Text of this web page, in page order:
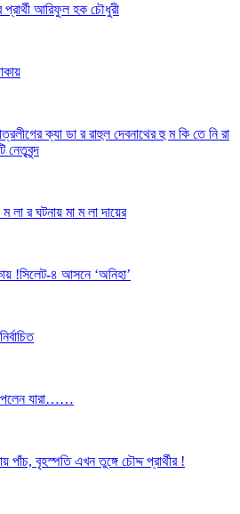
আরিফুল হক চৌধুরী
ক্যা ডা র রাহুল দেবনাথের হু ম কি তে নি রা
নেতৃবৃন্দ
লা র ঘটনায় মা ম লা দায়ের
!সিলেট-৪ আসনে ‘অনিহা’
পেলেন যারা……
পাঁচ, বৃহস্পতি এখন তুঙ্গে চৌদ্দ প্রার্থীর !